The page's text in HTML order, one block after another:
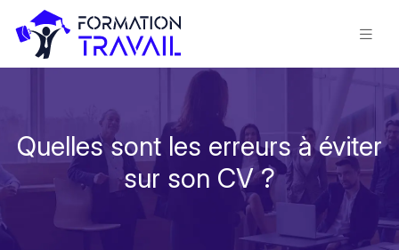
Quelles sont les erreurs à éviter
sur son CV ?